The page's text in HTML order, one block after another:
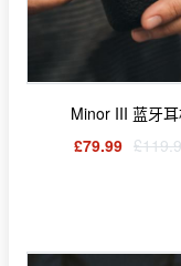
Minor III 蓝牙
£79.99